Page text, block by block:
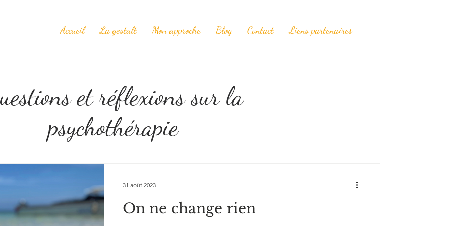
Accueil La gestalt Mon approche Blog Contact Liens partenaires
et réflexions sur la
psychothérapie
On ne change rien
31 août 2023